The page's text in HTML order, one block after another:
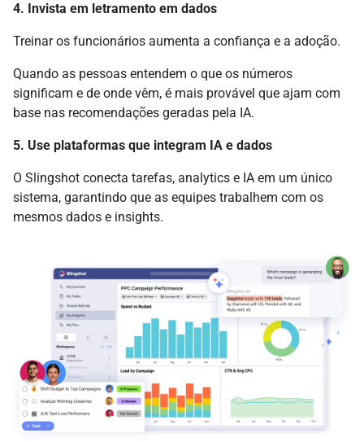
4. Invista em letramento em dados
Treinar os funcionários aumenta a confiança e a adoção.
Quando as pessoas entendem o que os números
significam e de onde vêm, é mais provável que ajam com
base nas recomendações geradas pela IA.
5. Use plataformas que integram IA e dados
O Slingshot conecta tarefas, analytics e IA em um único
sistema, garantindo que as equipes trabalhem com os
mesmos dados e insights.